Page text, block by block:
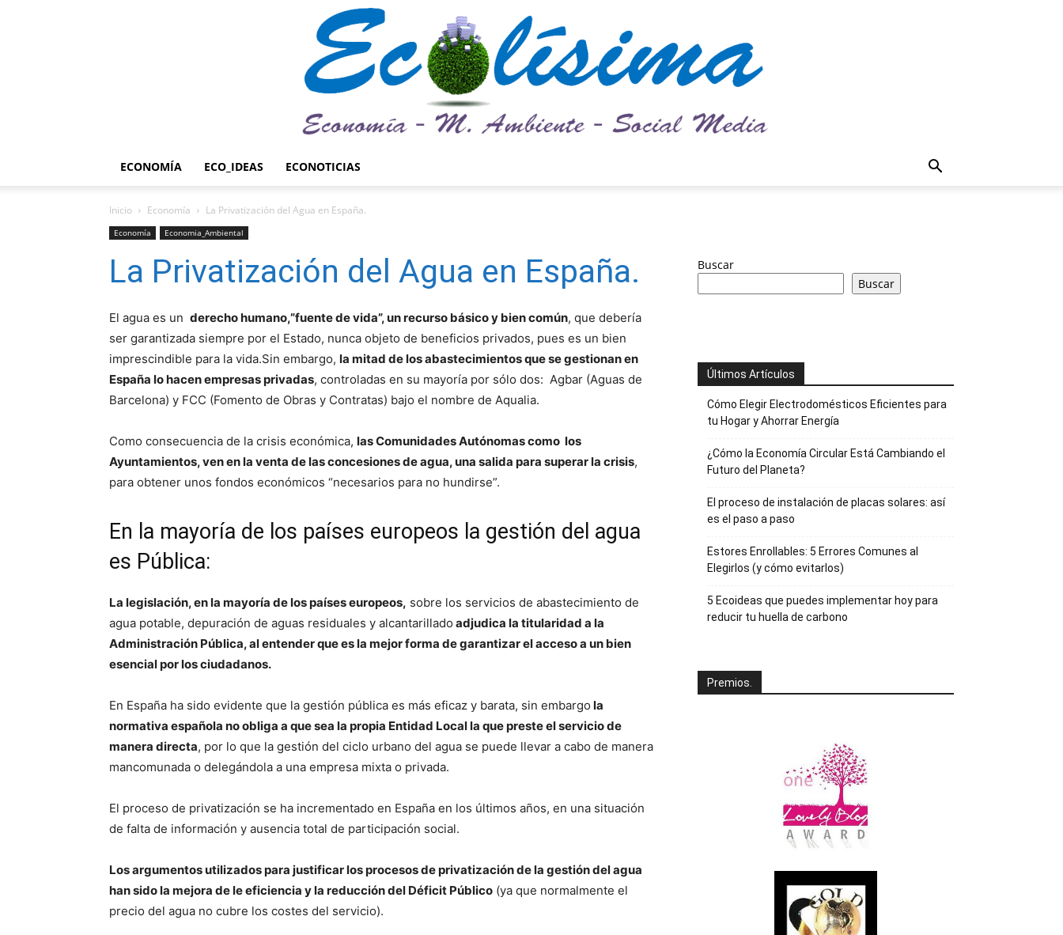
ambiente
economia.
ECONOMÍA ECO_IDEAS ECONOTICIAS
Inicio Economía La Privatización del Agua en España.
Economía Economia_Ambiental
La Privatización del Agua en España.
El agua es un derecho humano,”fuente de vida”, un recurso básico y bien común, que debería
ser garantizada siempre por el Estado, nunca objeto de beneficios privados, pues es un bien
imprescindible para la vida.Sin embargo, la mitad de los abastecimientos que se gestionan en
España lo hacen empresas privadas, controladas en su mayoría por sólo dos: Agbar (Aguas de
Barcelona) y FCC (Fomento de Obras y Contratas) bajo el nombre de Aqualia.
Como consecuencia de la crisis económica, las Comunidades Autónomas como los
Ayuntamientos, ven en la venta de las concesiones de agua, una salida para superar la crisis,
para obtener unos fondos económicos “necesarios para no hundirse”.
En la mayoría de los países europeos la gestión del agua
es Pública:
La legislación, en la mayoría de los países europeos, sobre los servicios de abastecimiento de
agua potable, depuración de aguas residuales y alcantarillado adjudica la titularidad a la
Administración Pública, al entender que es la mejor forma de garantizar el acceso a un bien
esencial por los ciudadanos.
En España ha sido evidente que la gestión pública es más eficaz y barata, sin embargo la
normativa española no obliga a que sea la propia Entidad Local la que preste el servicio de
manera directa, por lo que la gestión del ciclo urbano del agua se puede llevar a cabo de manera
mancomunada o delegándola a una empresa mixta o privada.
El proceso de privatización se ha incrementado en España en los últimos años, en una situación
de falta de información y ausencia total de participación social.
Los argumentos utilizados para justificar los procesos de privatización de la gestión del agua
han sido la mejora de le eficiencia y la reducción del Déficit Público (ya que normalmente el
precio del agua no cubre los costes del servicio).
Buscar
Buscar
Últimos Artículos
Cómo Elegir Electrodomésticos Eficientes para
tu Hogar y Ahorrar Energía
¿Cómo la Economía Circular Está Cambiando el
Futuro del Planeta?
El proceso de instalación de placas solares: así
es el paso a paso
Estores Enrollables: 5 Errores Comunes al
Elegirlos (y cómo evitarlos)
5 Ecoideas que puedes implementar hoy para
reducir tu huella de carbono
Premios.